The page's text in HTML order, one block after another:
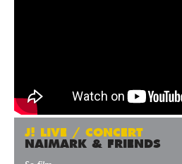
J! LIVE / CONCERT
NAIMARK & FRIENDS